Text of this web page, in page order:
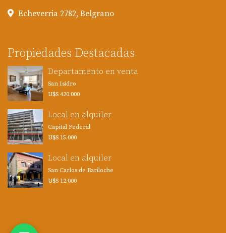
Echeverria 2782, Belgrano
Propiedades Destacadas
Departamento en venta
San Isidro
U$S 420.000
Local en alquiler
Capital Federal
U$S 15.000
Local en alquiler
San Carlos de Bariloche
U$S 12.000